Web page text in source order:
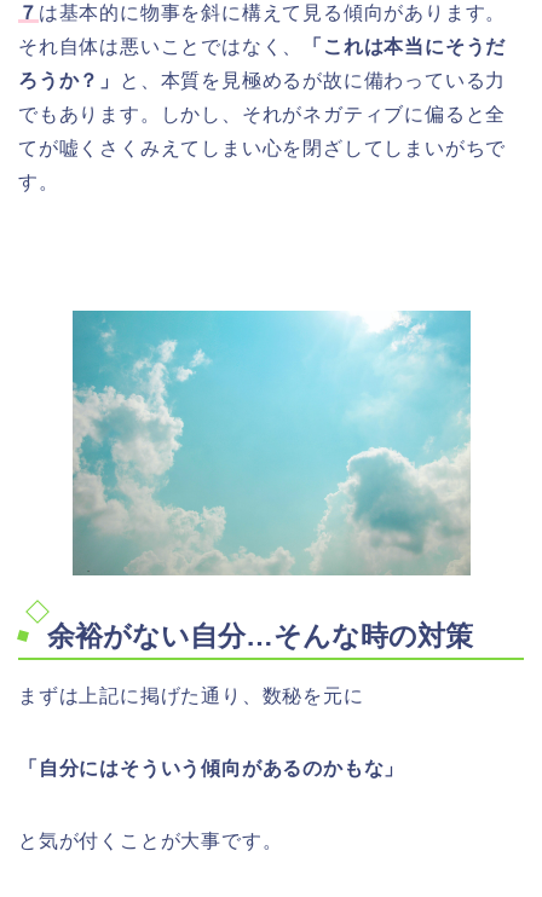
７ は基本的に物事を斜に構えて見る傾向があります。
それ自体は悪いことではなく、
「これは本当にそうだ
ろうか？」
と、本質を見極めるが故に備わっている力
でもあります。しかし、それがネガティブに偏ると全
てが嘘くさくみえてしまい心を閉ざしてしまいがちで
す。
余裕がない自分…そんな時の対策
まずは上記に掲げた通り、数秘を元に
「自分にはそういう傾向があるのかもな」
と気が付くことが大事です。